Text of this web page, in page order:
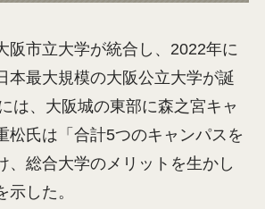
阪市立大学が統合し、2022年に
本最大規模の大阪公立大学が誕
は、大阪城の東部に森之宮キャ
松氏は「合計5つのキャンパスを
、総合大学のメリットを生かし
した。